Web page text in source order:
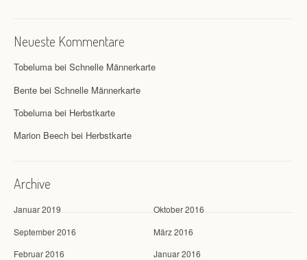
Neueste Kommentare
Tobeluma bei Schnelle Männerkarte
Bente bei Schnelle Männerkarte
Tobeluma bei Herbstkarte
Marion Beech bei Herbstkarte
Archive
Januar 2019
Oktober 2016
September 2016
März 2016
Februar 2016
Januar 2016